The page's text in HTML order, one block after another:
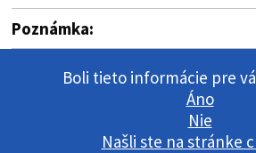
Poznámka:
Boli tieto informácie pre
Áno
Nie
Našli ste na stránke